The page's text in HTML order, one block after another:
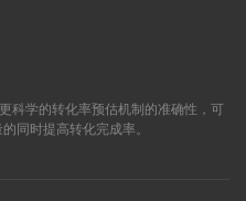
科学的转化率预估机制的准确性，可
同时提高转化完成率。